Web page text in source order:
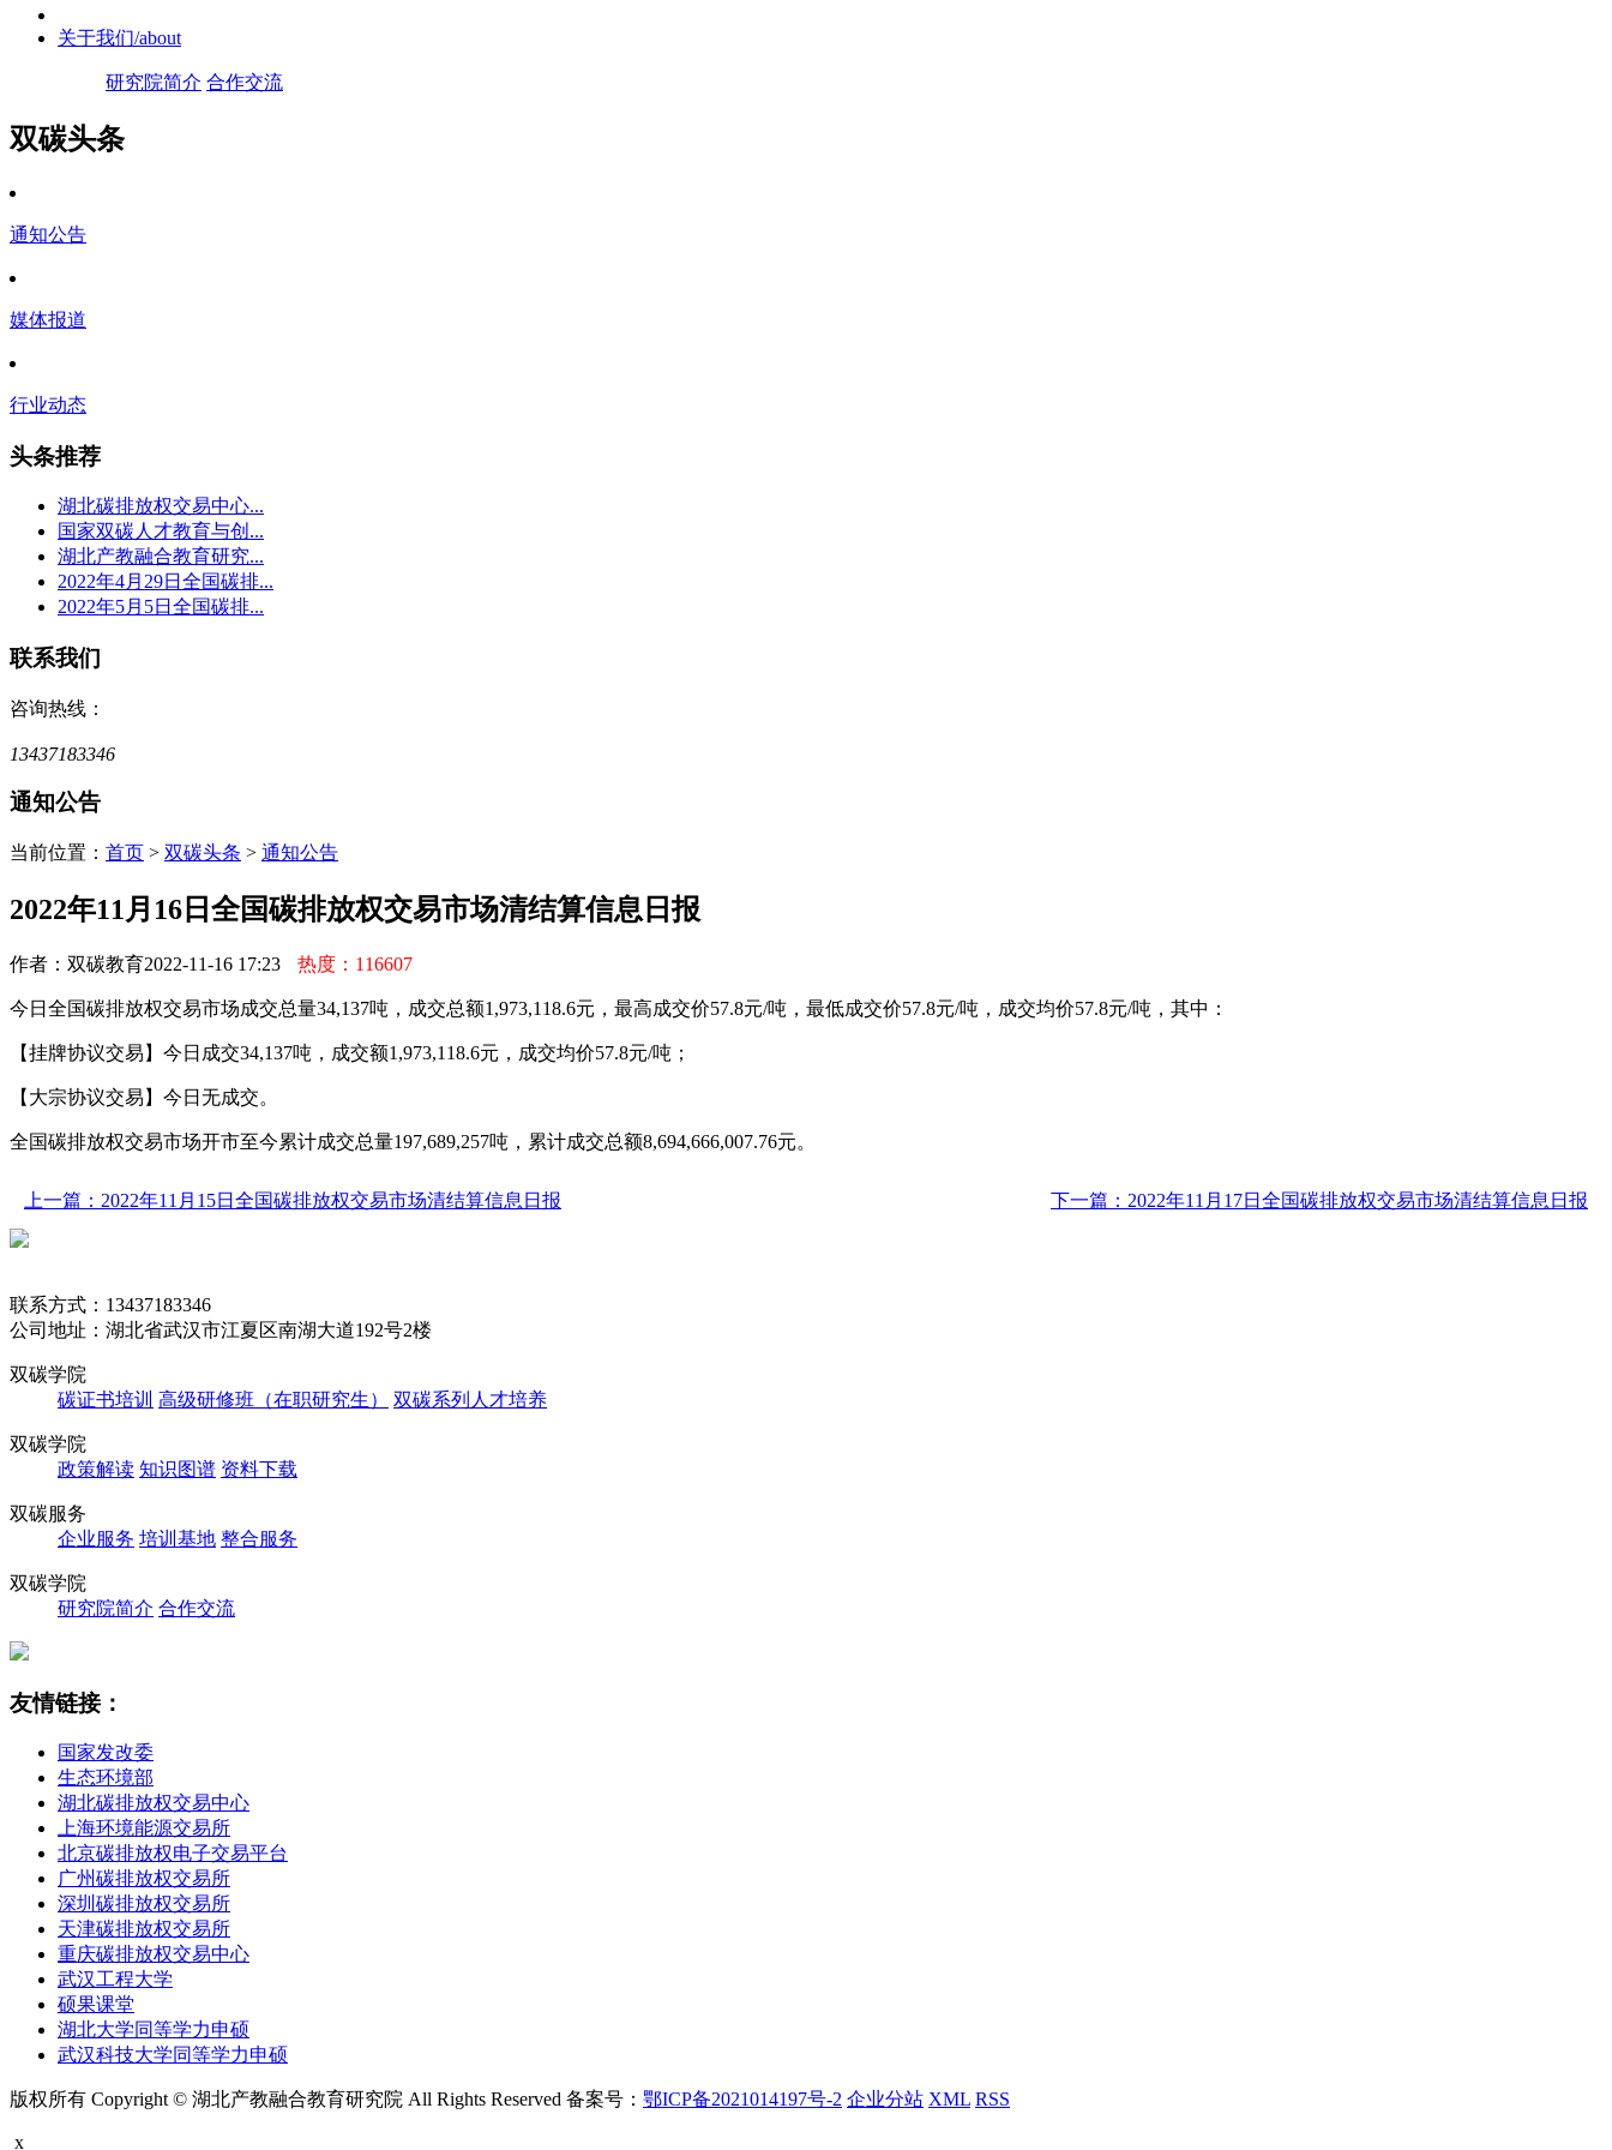
关于我们/about
研究院简介 合作交流
双碳头条
通知公告
媒体报道
行业动态
头条推荐
湖北碳排放权交易中心...
国家双碳人才教育与创...
湖北产教融合教育研究...
2022年4月29日全国碳排...
2022年5月5日全国碳排...
联系我们
咨询热线：
13437183346
通知公告
当前位置： 首页 > 双碳头条 > 通知公告
2022年11月16日全国碳排放权交易市场清结算信息日报
作者：双碳教育2022-11-16 17:23 热度：116607
今日全国碳排放权交易市场成交总量34,137吨，成交总额1,973,118.6元，最高成交价57.8元/吨，最低成交价57.8元/吨，成交均价57.8元/吨，其中：
【挂牌协议交易】今日成交34,137吨，成交额1,973,118.6元，成交均价57.8元/吨；
【大宗协议交易】今日无成交。
全国碳排放权交易市场开市至今累计成交总量197,689,257吨，累计成交总额8,694,666,007.76元。
上一篇：2022年11月15日全国碳排放权交易市场清结算信息日报 下一篇：2022年11月17日全国碳排放权交易市场清结算信息日报
联系方式：13437183346
公司地址：湖北省武汉市江夏区南湖大道192号2楼
双碳学院
碳证书培训 高级研修班（在职研究生） 双碳系列人才培养
双碳学院
政策解读 知识图谱 资料下载
双碳服务
企业服务 培训基地 整合服务
双碳学院
研究院简介 合作交流
友情链接：
国家发改委
生态环境部
湖北碳排放权交易中心
上海环境能源交易所
北京碳排放权电子交易平台
广州碳排放权交易所
深圳碳排放权交易所
天津碳排放权交易所
重庆碳排放权交易中心
武汉工程大学
硕果课堂
湖北大学同等学力申硕
武汉科技大学同等学力申硕
版权所有 Copyright © 湖北产教融合教育研究院 All Rights Reserved 备案号： 鄂ICP备2021014197号-2 企业分站 XML RSS
x